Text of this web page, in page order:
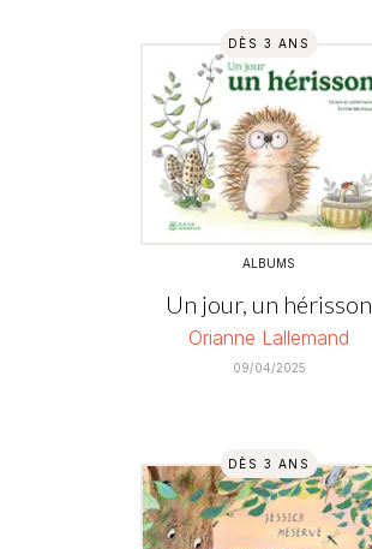
DÈS 3 ANS
ALBUMS
Un jour, un hérisson
Orianne Lallemand
09/04/2025
DÈS 3 ANS